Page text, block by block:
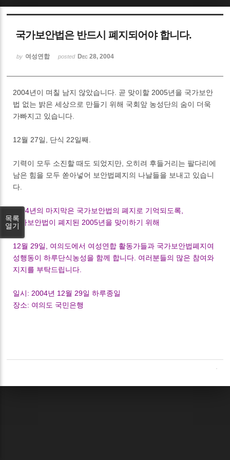
국가보안법은 반드시 폐지되어야 합니다.
by 여성연합 posted Dec 28, 2004
2004년이 며칠 남지 않았습니다. 곧 맞이할 2005년을 국가보안
법 없는 밝은 세상으로 만들기 위해 국회앞 농성단의 숨이 더욱
가빠지고 있습니다.
12월 27일, 단식 22일째.
기력이 모두 소진할 때도 되었지만, 오히려 후들거리는 팔다리에
남은 힘을 모두 쏟아넣어 보안법폐지의 나날들을 보내고 있습니
다.
2004년의 마지막은 국가보안법의 폐지로 기억되도록,
국가보안법이 폐지된 2005년을 맞이하기 위해
12월 29일, 여의도에서 여성연합 활동가들과 국가보안법폐지여
성행동이 하루단식농성을 함께 합니다. 여러분들의 많은 참여와
지지를 부탁드립니다.
일시: 2004년 12월 29일 하루종일
장소: 여의도 국민은행
목록
열기
Sketchbook5, 스케치북5
Sketchbook5, 스케치북5